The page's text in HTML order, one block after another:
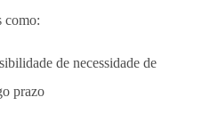
como:
de necessidade de
prazo